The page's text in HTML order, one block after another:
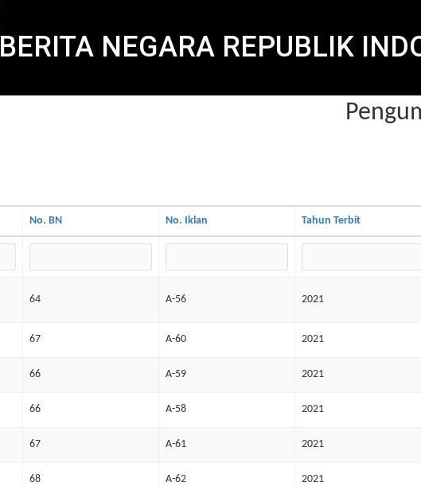
BERITA NEGARA REPUBLIK
No. BN No. Iklan Tahun Terbit
64 A-56 2021
67 A-60 2021
66 A-59 2021
66 A-58 2021
67 A-61 2021
68 A-62 2021